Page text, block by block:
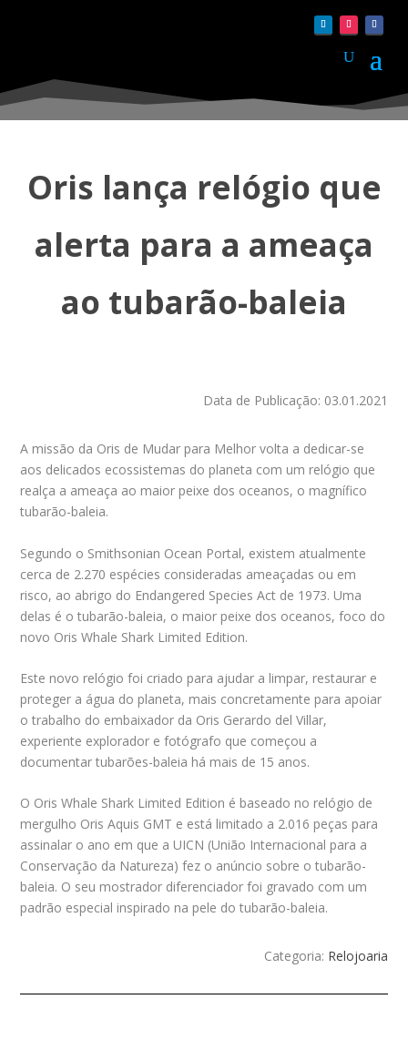
Oris lança relógio que
alerta para a ameaça
ao tubarão-baleia
Data de Publicação: 03.01.2021
A missão da Oris de Mudar para Melhor volta a dedicar-se
aos delicados ecossistemas do planeta com um relógio que
realça a ameaça ao maior peixe dos oceanos, o magnífico
tubarão-baleia.
Segundo o Smithsonian Ocean Portal, existem atualmente
cerca de 2.270 espécies consideradas ameaçadas ou em
risco, ao abrigo do Endangered Species Act de 1973. Uma
delas é o tubarão-baleia, o maior peixe dos oceanos, foco do
novo Oris Whale Shark Limited Edition.
Este novo relógio foi criado para ajudar a limpar, restaurar e
proteger a água do planeta, mais concretamente para apoiar
o trabalho do embaixador da Oris Gerardo del Villar,
experiente explorador e fotógrafo que começou a
documentar tubarões-baleia há mais de 15 anos.
O Oris Whale Shark Limited Edition é baseado no relógio de
mergulho Oris Aquis GMT e está limitado a 2.016 peças para
assinalar o ano em que a UICN (União Internacional para a
Conservação da Natureza) fez o anúncio sobre o tubarão-
baleia. O seu mostrador diferenciador foi gravado com um
padrão especial inspirado na pele do tubarão-baleia.
Categoria: Relojoaria